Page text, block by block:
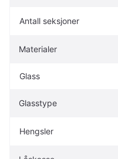
Antall seksjoner
Materialer
Glass
Glasstype
Hengsler